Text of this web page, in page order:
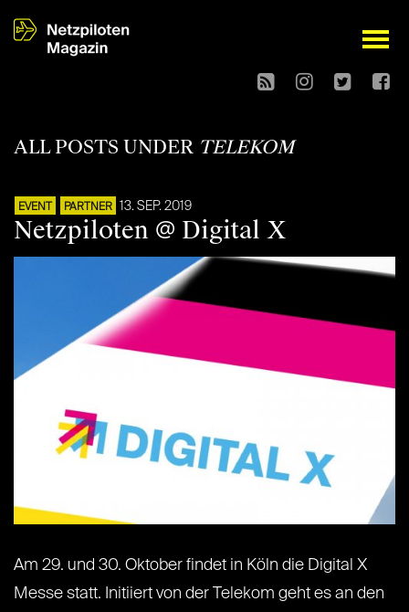
open
ALL POSTS UNDER TELEKOM
EVENT PARTNER 13. SEP. 2019
Netzpiloten @ Digital X
Am 29. und 30. Oktober findet in Köln die Digital X
Messe statt. Initiiert von der Telekom geht es an den